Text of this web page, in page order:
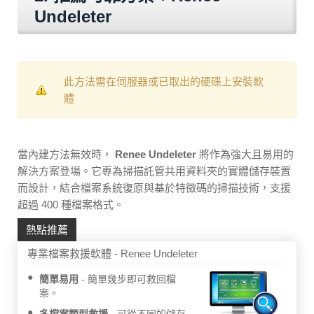
Undeleter
此方法需在伺服器或已取出的硬碟上安裝軟
體
當內建方法無效時， Renee Undeleter 將作為強大且易用的
解決方案登場。它專為掃描託管共用資料夾的實體儲存裝置
而設計，結合檔案系統復原與基於特徵碼的掃描技術，支援
超過 400 種檔案格式。
熱點推薦
專業檔案救援軟體 - Renee Undeleter
簡單易用
簡單幾步即可救回檔
案。